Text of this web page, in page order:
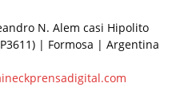
N. Alem casi Hipolito
| Formosa | Argentina